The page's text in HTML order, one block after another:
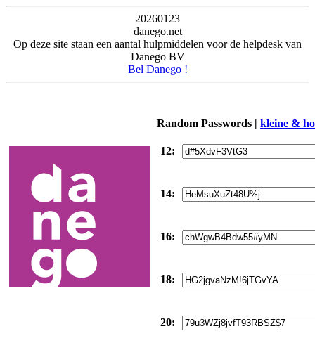
20260123
danego.net
Op deze site staan een aantal hulpmiddelen voor de helpdesk van
Danego BV
Bel Danego !
Random Passwords | kleine &
12:
14:
16:
18:
20: